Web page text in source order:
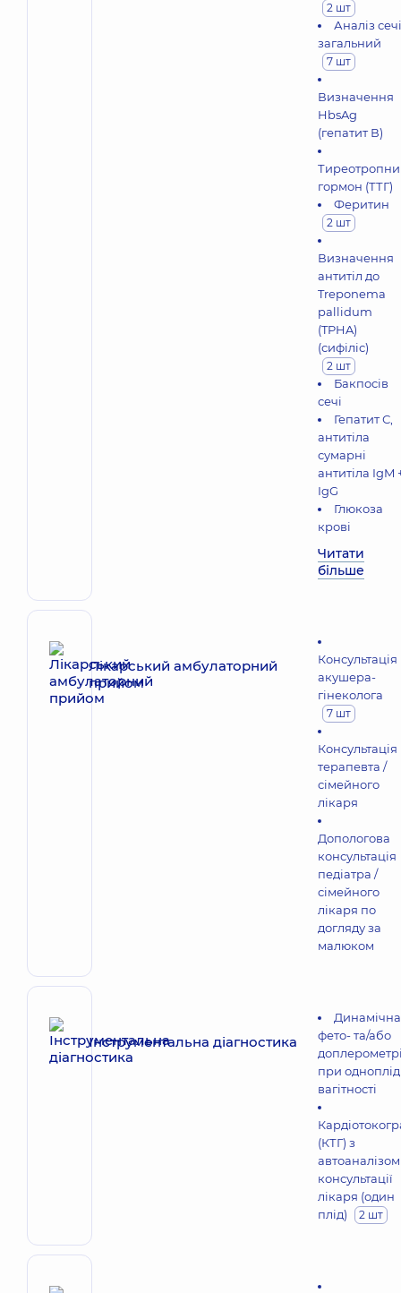
2 шт
Аналіз сечі
загальний
7 шт
Визначення
HbsAg
(гепатит В)
гормон (ТТГ)
Феритин
2 шт
Визначення
антитіл до
Treponema
pallidum
(TPHA)
(сифіліс)
2 шт
Бакпосів
сечі
Гепатит С,
антитіла
сумарні
антитіла IgM
IgG
Глюкоза
крові
Читати
більше
Лікарський амбулаторний
прийом
Консультація
акушера-
гінеколога
7 шт
Консультація
терапевта /
сімейного
лікаря
Допологова
консультація
педіатра /
сімейного
лікаря по
догляду за
малюком
Інструментальна діагностика
Динамічна
фето- та/або
при
вагітності
(КТГ) з
консультації
лікаря (один
плід)
2 шт